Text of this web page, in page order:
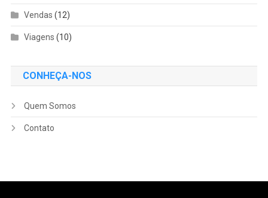
Vendas (12)
Viagens (10)
CONHEÇA-NOS
Quem Somos
Contato